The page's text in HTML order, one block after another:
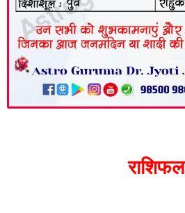
राशिफल